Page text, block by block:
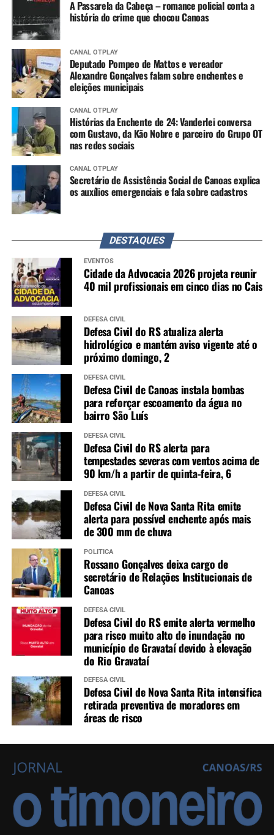
A Passarela da Cabeça – romance policial conta a
história do crime que chocou Canoas
CANAL OTPLAY
Deputado Pompeo de Mattos e vereador
Alexandre Gonçalves falam sobre enchentes e
eleições municipais
CANAL OTPLAY
Histórias da Enchente de 24: Vanderlei conversa
com Gustavo, da Kão Nobre e parceiro do Grupo OT
nas redes sociais
CANAL OTPLAY
Secretário de Assistência Social de Canoas explica
os auxílios emergenciais e fala sobre cadastros
DESTAQUES
EVENTOS
Cidade da Advocacia 2026 projeta reunir
40 mil profissionais em cinco dias no Cais
DEFESA CIVIL
Defesa Civil do RS atualiza alerta
hidrológico e mantém aviso vigente até o
próximo domingo, 2
DEFESA CIVIL
Defesa Civil de Canoas instala bombas
para reforçar escoamento da água no
bairro São Luís
DEFESA CIVIL
Defesa Civil do RS alerta para
tempestades severas com ventos acima de
90 km/h a partir de quinta-feira, 6
DEFESA CIVIL
Defesa Civil de Nova Santa Rita emite
alerta para possível enchente após mais
de 300 mm de chuva
POLÍTICA
Rossano Gonçalves deixa cargo de
secretário de Relações Institucionais de
Canoas
DEFESA CIVIL
Defesa Civil do RS emite alerta vermelho
para risco muito alto de inundação no
município de Gravataí devido à elevação
do Rio Gravataí
DEFESA CIVIL
Defesa Civil de Nova Santa Rita intensifica
retirada preventiva de moradores em
áreas de risco